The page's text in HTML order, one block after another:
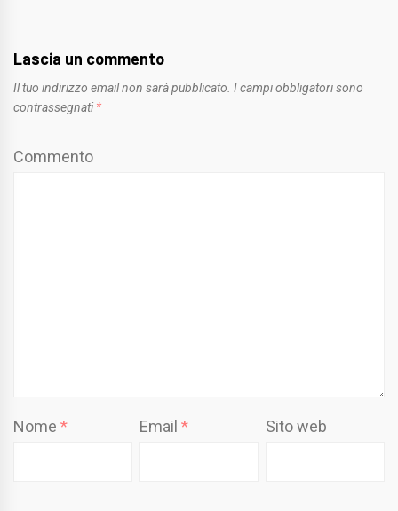
Lascia un commento
Il tuo indirizzo email non sarà pubblicato. I campi obbligatori sono
contrassegnati *
Commento
Nome * Email* Sito web